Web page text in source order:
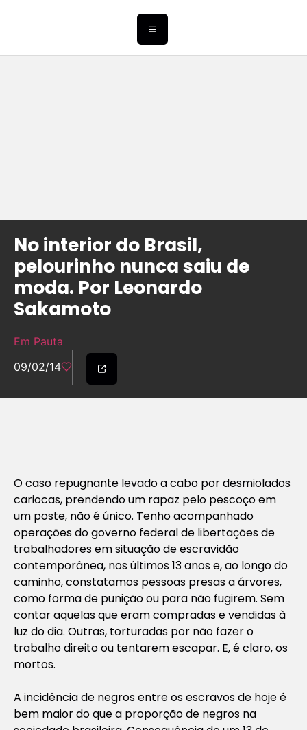
No interior do Brasil,
pelourinho nunca saiu de
moda. Por Leonardo
Sakamoto
Em Pauta
09/02/14
O caso repugnante levado a cabo por desmiolados
cariocas, prendendo um rapaz pelo pescoço em
um poste, não é único. Tenho acompanhado
operações do governo federal de libertações de
trabalhadores em situação de escravidão
contemporânea, nos últimos 13 anos e, ao longo do
caminho, constatamos pessoas presas a árvores,
como forma de punição ou para não fugirem. Sem
contar aquelas que eram compradas e vendidas à
luz do dia. Outras, torturadas por não fazer o
trabalho direito ou tentarem escapar. E, é claro, os
mortos.
A incidência de negros entre os escravos de hoje é
bem maior do que a proporção de negros na